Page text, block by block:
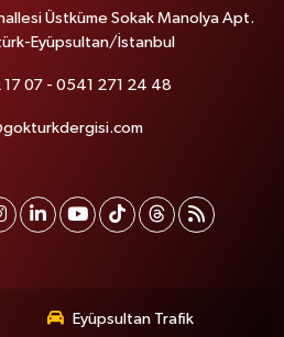
Üstküme Sokak Manolya Apt.
Eyüpsultan/İstanbul
17 07 - 0541 271 24 48
Eyüpsultan Trafik